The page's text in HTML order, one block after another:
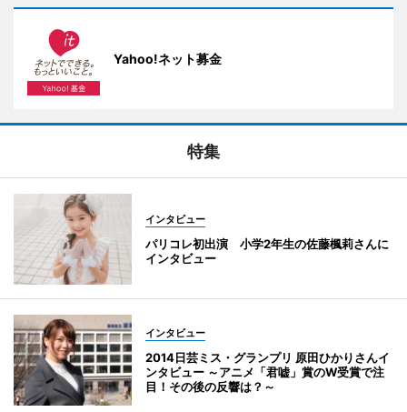
Yahoo!ネット募金
特集
インタビュー
パリコレ初出演 小学2年生の佐藤楓莉さんに
インタビュー
インタビュー
2014日芸ミス・グランプリ 原田ひかりさんイ
ンタビュー ～アニメ「君嘘」賞のW受賞で注
目！その後の反響は？～